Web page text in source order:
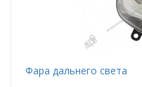
Фара дальнего света